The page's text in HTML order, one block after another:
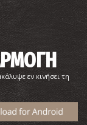
εν κινήσει τη